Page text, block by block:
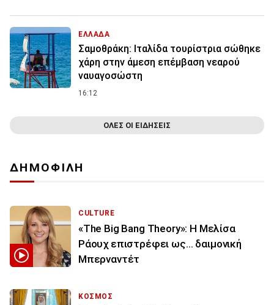
ΕΛΛΑΔΑ
Σαμοθράκη: Ιταλίδα τουρίστρια σώθηκε
χάρη στην άμεση επέμβαση νεαρού
ναυαγοσώστη
16:12
ΟΛΕΣ ΟΙ ΕΙΔΗΣΕΙΣ
ΔΗΜΟΦΙΛΗ
CULTURE
«The Big Bang Theory»: Η Μελίσα
Ράουχ επιστρέφει ως… δαιμονική
Μπερναντέτ
ΚΟΣΜΟΣ